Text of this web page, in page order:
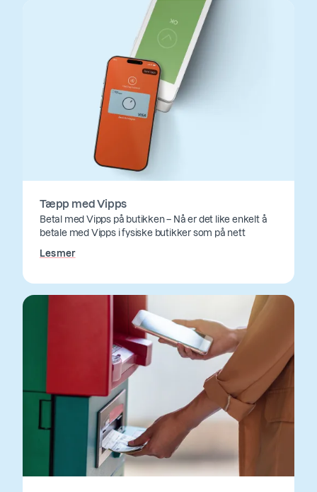
Tæpp med Vipps
Betal med Vipps på butikken – Nå er det like enkelt å
betale med Vipps i fysiske butikker som på nett
Les mer